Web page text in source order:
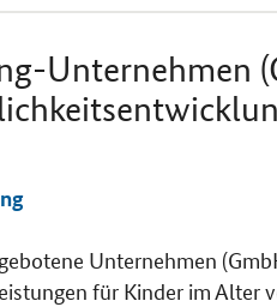
Unternehmen
Unternehmen
für Kinder im Alter